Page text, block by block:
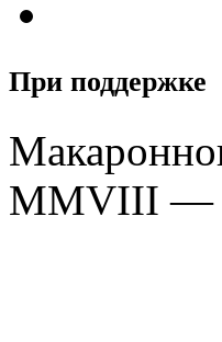
При поддержке
MMVIII —